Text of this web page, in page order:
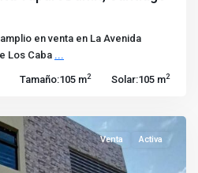
en venta en La Avenida
Los Caba ...
Tamaño:105 m2 Solar:105 m2
Venta Activa